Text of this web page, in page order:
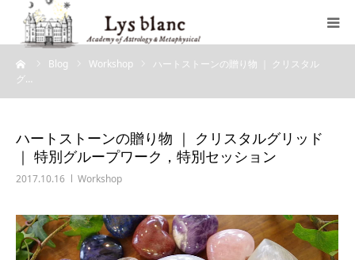
Blog Workshop
ハートストーンの贈り物 ｜ クリスタル
グ…
ハートストーンの贈り物 ｜ クリスタルグリッド
｜ 特別グループワーク，特別セッション
2017.10.16 Workshop
プロフィール
ウェブショップ
ブログ